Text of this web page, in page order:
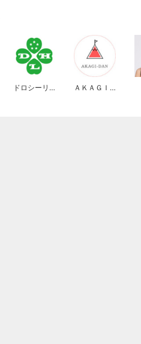
ドロシーリトルハッピー ＡＫＡＧＩＤＡＮ